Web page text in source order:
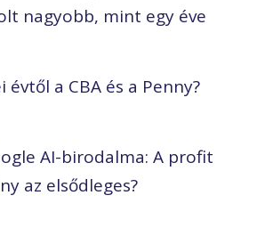
nagyobb, mint egy éve
évtől a CBA és a Penny?
AI-birodalma: A profit
az elsődleges?